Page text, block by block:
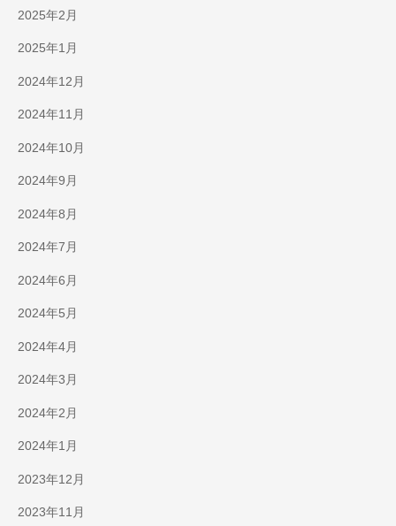
2025年2月
2025年1月
2024年12月
2024年11月
2024年10月
2024年9月
2024年8月
2024年7月
2024年6月
2024年5月
2024年4月
2024年3月
2024年2月
2024年1月
2023年12月
2023年11月